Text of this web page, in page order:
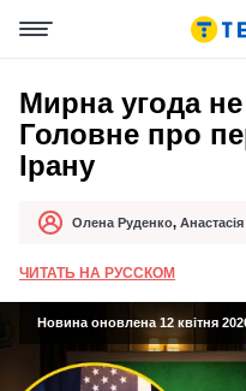
Мирна угода не
Головне про
Ірану
АвторОлена Руденко,
Дата публікації
ЧИТАТЬ НА РУССКОМ
Новина оновлена 12 квітня